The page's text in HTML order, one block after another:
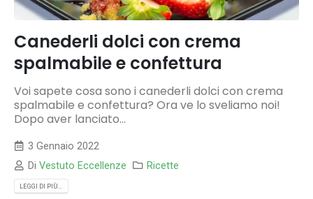
Canederli dolci con crema
spalmabile e confettura
Voi sapete cosa sono i canederli dolci con crema
spalmabile e confettura? Ora ve lo sveliamo noi!
Dopo aver lanciato...
3 Gennaio 2022
DiVestuto Eccellenze Ricette
LEGGI DI PIÙ...